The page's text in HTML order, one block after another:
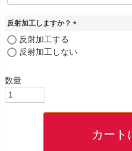
反射加工しますか？
反射加工する
反射加工しない
カート